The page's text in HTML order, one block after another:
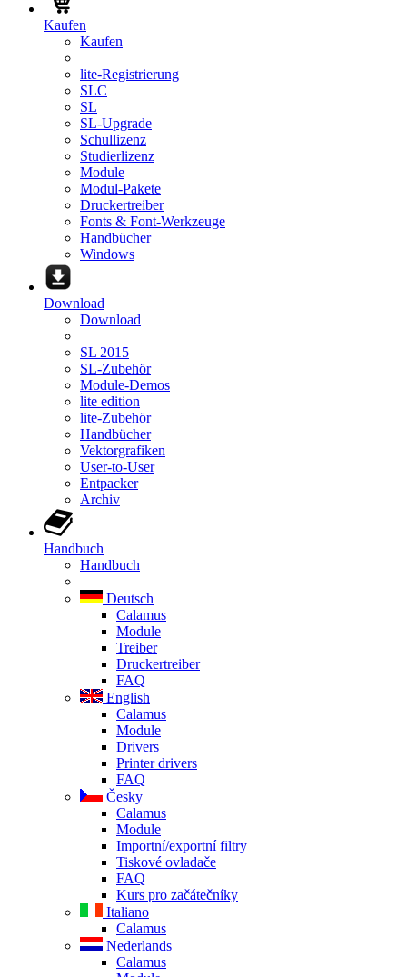
Kaufen
Kaufen
lite-Registrierung
SLC
SL
SL-Upgrade
Schullizenz
Studierlizenz
Module
Modul-Pakete
Druckertreiber
Fonts & Font-Werkzeuge
Handbücher
Windows
Download
Download
SL 2015
SL-Zubehör
Module-Demos
lite edition
lite-Zubehör
Handbücher
Vektorgrafiken
User-to-User
Entpacker
Archiv
Handbuch
Handbuch
Deutsch
Calamus
Module
Treiber
Druckertreiber
FAQ
English
Calamus
Module
Drivers
Printer drivers
FAQ
Česky
Calamus
Module
Importní/exportní filtry
Tiskové ovladače
FAQ
Kurs pro začátečníky
Italiano
Calamus
Nederlands
Calamus